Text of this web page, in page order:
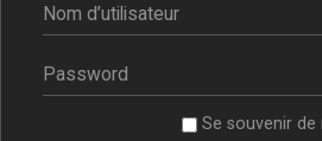
Se souvenir de